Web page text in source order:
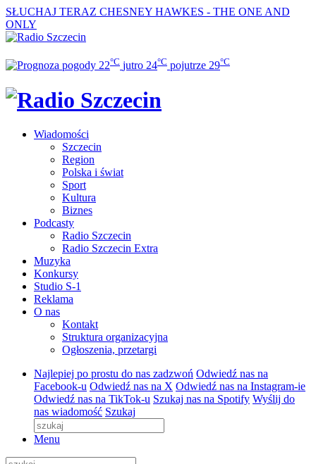
SŁUCHAJ TERAZ CHESNEY HAWKES - THE ONE AND
ONLY
22°C jutro 24°C pojutrze 29°C
Wiadomości
Szczecin
Region
Polska i świat
Sport
Kultura
Biznes
Podcasty
Radio Szczecin
Radio Szczecin Extra
Muzyka
Konkursy
Studio S-1
Reklama
O nas
Kontakt
Struktura organizacyjna
Ogłoszenia, przetargi
Najlepiej po prostu do nas zadzwoń Odwiedź nas na
Facebook-u Odwiedź nas na X Odwiedź nas na Instagram-ie
Odwiedź nas na TikTok-u Szukaj nas na Spotify Wyślij do
nas wiadomość Szukaj
Menu